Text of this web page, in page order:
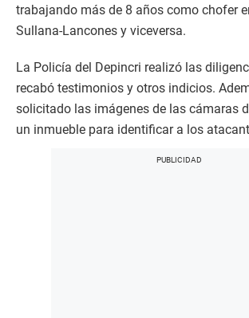
trabajando más de 8 años como chofer
Sullana-Lancones y viceversa.
La Policía del Depincri realizó las
recabó testimonios y otros indicios.
solicitado las imágenes de las cámaras
un inmueble para identificar a los